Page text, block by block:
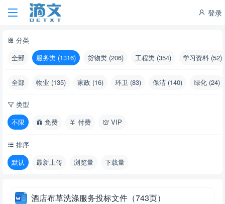
登录
分类
全部
服务类 (1316) 货物类 (206) 工程类 (354) 学习资料 (52)
全部 物业 (135) 家政 (16) 环卫 (83) 保洁 (140) 绿化 (24)
类型
不限
免费 付费 VIP
排序
默认
最新上传 浏览量 下载量
酒店布草洗涤服务投标文件（743页）